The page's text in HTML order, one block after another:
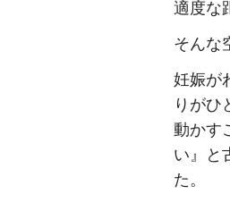
適度な
そんな
妊娠が
りがひ
動かす
い』と
た。